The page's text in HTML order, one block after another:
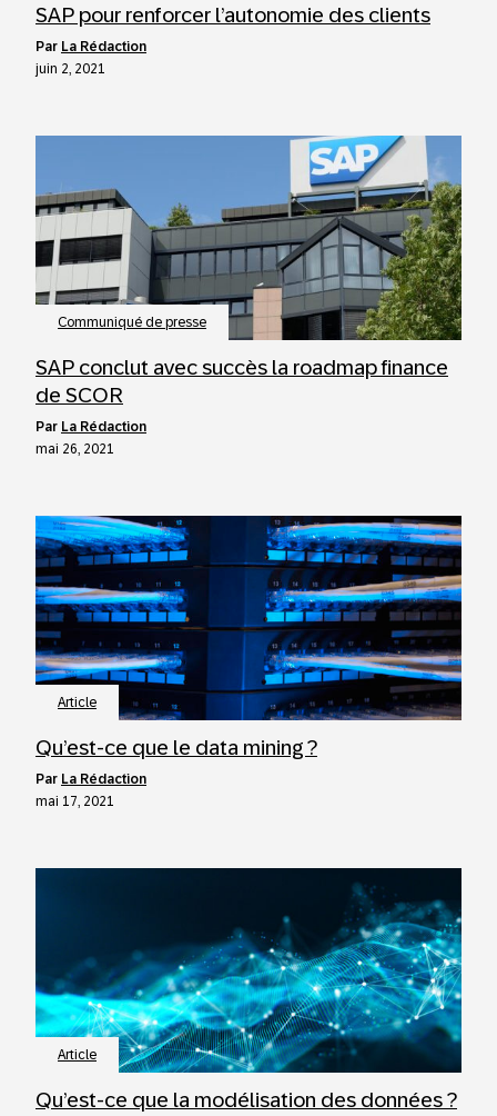
SAP pour renforcer l’autonomie des clients
par La Rédaction
juin 2, 2021
Communiqué de presse
SAP conclut avec succès la roadmap finance
de SCOR
par La Rédaction
mai 26, 2021
Article
Qu’est-ce que le data mining ?
par La Rédaction
mai 17, 2021
Article
Qu’est-ce que la modélisation des données ?